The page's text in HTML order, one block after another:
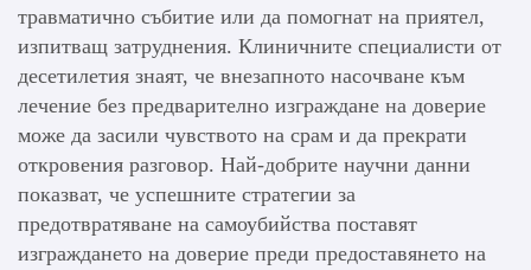
травматично събитие или да помогнат на приятел,
изпитващ затруднения. Клиничните специалисти от
десетилетия знаят, че внезапното насочване към
лечение без предварително изграждане на доверие
може да засили чувството на срам и да прекрати
откровения разговор. Най-добрите научни данни
показват, че успешните стратегии за
предотвратяване на самоубийства поставят
изграждането на доверие преди предоставянето на